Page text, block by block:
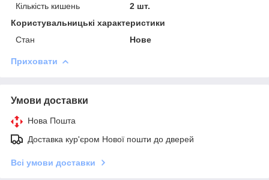
Кількість кишень
2 шт.
Користувальницькі характеристики
Стан
Нове
Приховати
Умови доставки
Нова Пошта
Доставка кур'єром Нової пошти до дверей
Всі умови доставки